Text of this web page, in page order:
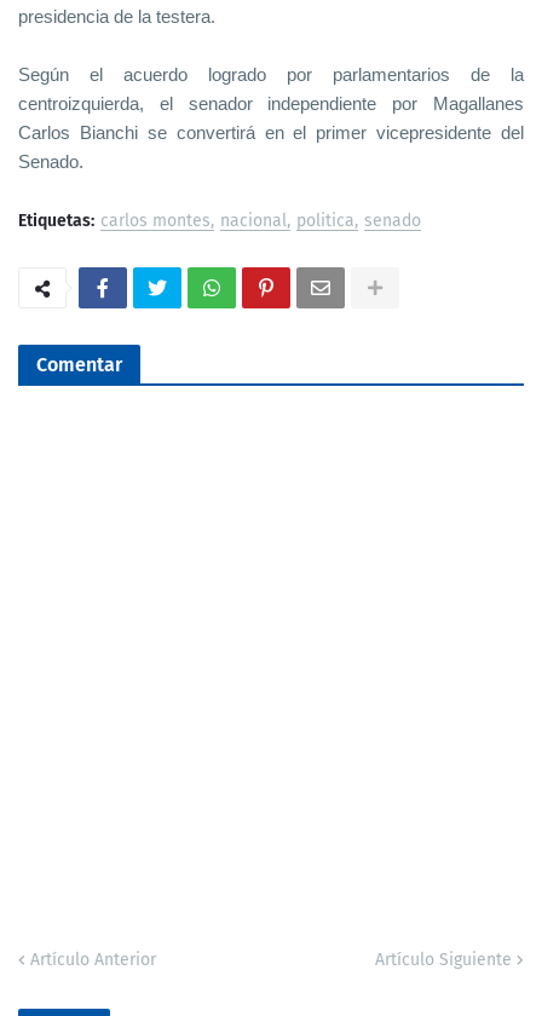
presidencia de la testera.
Según el acuerdo logrado por parlamentarios de la
centroizquierda, el senador independiente por Magallanes
Carlos Bianchi se convertirá en el primer vicepresidente del
Senado.
Etiquetas: carlos montes nacional politica senado
Comentar
Artículo Anterior Artículo Siguiente